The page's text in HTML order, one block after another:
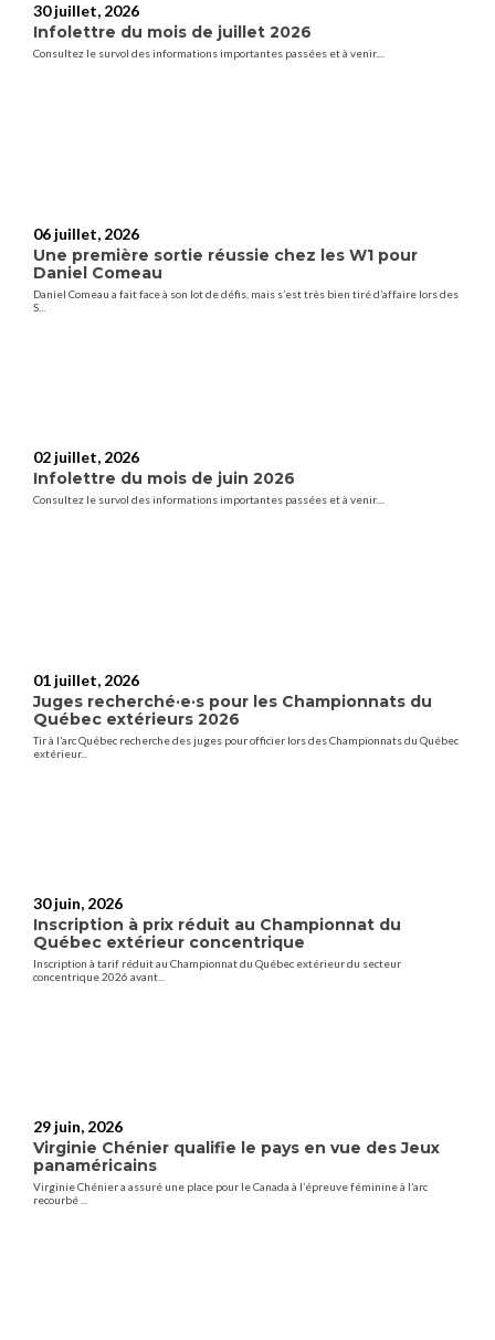
30 juillet, 2026
Infolettre du mois de juillet 2026
Consultez le survol des informations importantes passées et à venir....
06 juillet, 2026
Une première sortie réussie chez les W1 pour
Daniel Comeau
Daniel Comeau a fait face à son lot de défis, mais s’est très bien tiré d’affaire lors des
S...
02 juillet, 2026
Infolettre du mois de juin 2026
Consultez le survol des informations importantes passées et à venir....
01 juillet, 2026
Juges recherché·e·s pour les Championnats du
Québec extérieurs 2026
Tir à l’arc Québec recherche des juges pour officier lors des Championnats du Québec
extérieur...
30 juin, 2026
Inscription à prix réduit au Championnat du
Québec extérieur concentrique
Inscription à tarif réduit au Championnat du Québec extérieur du secteur
concentrique 2026 avant...
29 juin, 2026
Virginie Chénier qualifie le pays en vue des Jeux
panaméricains
Virginie Chénier a assuré une place pour le Canada à l’épreuve féminine à l’arc
recourbé ...